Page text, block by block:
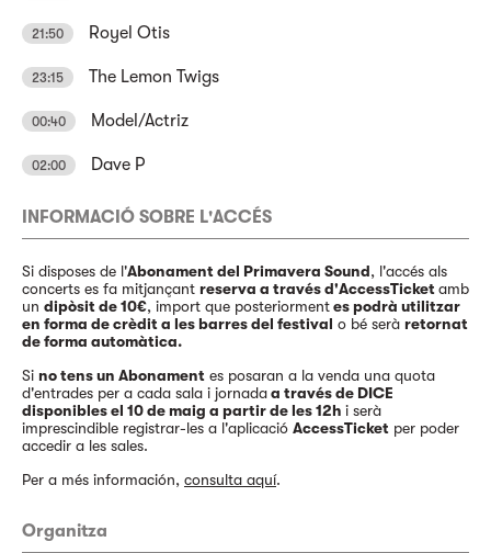
21:50 Royel Otis
23:15 The Lemon Twigs
00:40 Model/Actriz
02:00 Dave P
INFORMACIÓ SOBRE L'ACCÉS
Si disposes de l'Abonament del Primavera Sound, l'accés als
concerts es fa mitjançant reserva a través d'AccessTicketamb
un dipòsit de 10€, import que posteriormentes podrà utilitzar
en forma de crèdit a les barres del festival o bé serà retornat
de forma automàtica.
Si no tens un Abonament es posaran a la venda una quota
d'entrades per a cada sala i jornadaa través de DICE
disponibles el 10 de maig a partir de les 12h i serà
imprescindible registrar-les a l'aplicació AccessTicket per poder
accedir a les sales.
Per a més información, consulta aquí.
Organitza